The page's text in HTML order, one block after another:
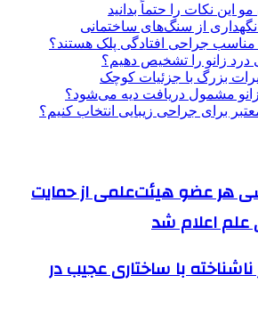
این نکات را حتماً بدانید
از سنگ‌های ساختمانی
مناسب جراحی افتادگی پلک هستند؟
زانو را تشخیص دهیم؟
بزرگ با جزئیات کوچک
مشمول دریافت دیه می‌شود؟
برای جراحی زیبایی انتخاب کنیم؟
هر عضو هیئت‌علمی از حمایت
علم اعلام شد
با ساختاری عجیب در